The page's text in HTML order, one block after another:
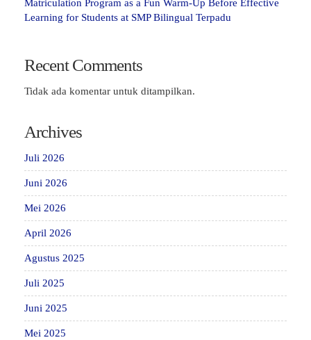
Matriculation Program as a Fun Warm-Up Before Effective
Learning for Students at SMP Bilingual Terpadu
Recent Comments
Tidak ada komentar untuk ditampilkan.
Archives
Juli 2026
Juni 2026
Mei 2026
April 2026
Agustus 2025
Juli 2025
Juni 2025
Mei 2025